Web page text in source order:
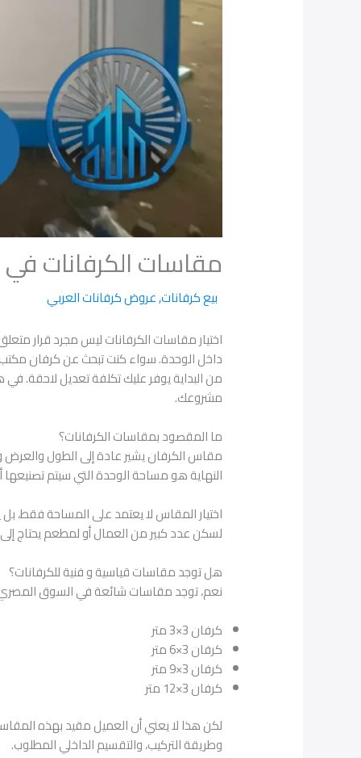
مقاسات الكرفانات
بيع كرفانات,عروض كرفانات العربي
اختيار مقاسات الكرفانات ليس مجرد قرار
داخل الوحدة. سواء كنت تبحث عن كرفان
من البداية يوفر عليك تكلفة تعديل
مشروعك.
ما المقصود بمقاسات الكرفانات؟
النهاية هو مساحة الوحدة التي سيتم تصنيعها
لسكن عدد كبير من العمال أو لمطعم يحتاج
هل توجد مقاسات قياسية و فنية للكرفانات؟
نعم، توجد مقاسات شائعة في السوق المصري،
كرفان 3×3 متر
كرفان 3×6 متر
كرفان 3×9 متر
كرفان 3×12 متر
لكن هذا لا يعني أن العميل مقيد بهذه
وطريقة التركيب، والتقسيم الداخلي المطلوب.